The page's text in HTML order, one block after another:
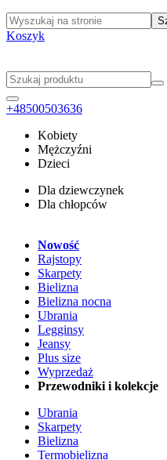
Koszyk
+48500503636
Kobiety
Mężczyźni
Dzieci
Dla dziewczynek
Dla chłopców
Nowość
Rajstopy
Skarpety
Bielizna
Bielizna nocna
Ubrania
Legginsy
Jeansy
Plus size
Wyprzedaż
Przewodniki i kolekcje
Ubrania
Skarpety
Bielizna
Termobielizna